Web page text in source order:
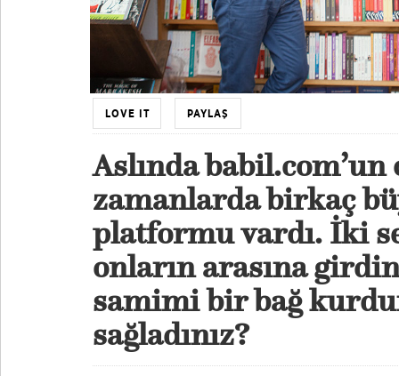
LOVE IT PAYLAŞ
Aslında
zamanlarda birkaç
platformu vardı. İki
onların arasına
samimi bir bağ
sağladınız?